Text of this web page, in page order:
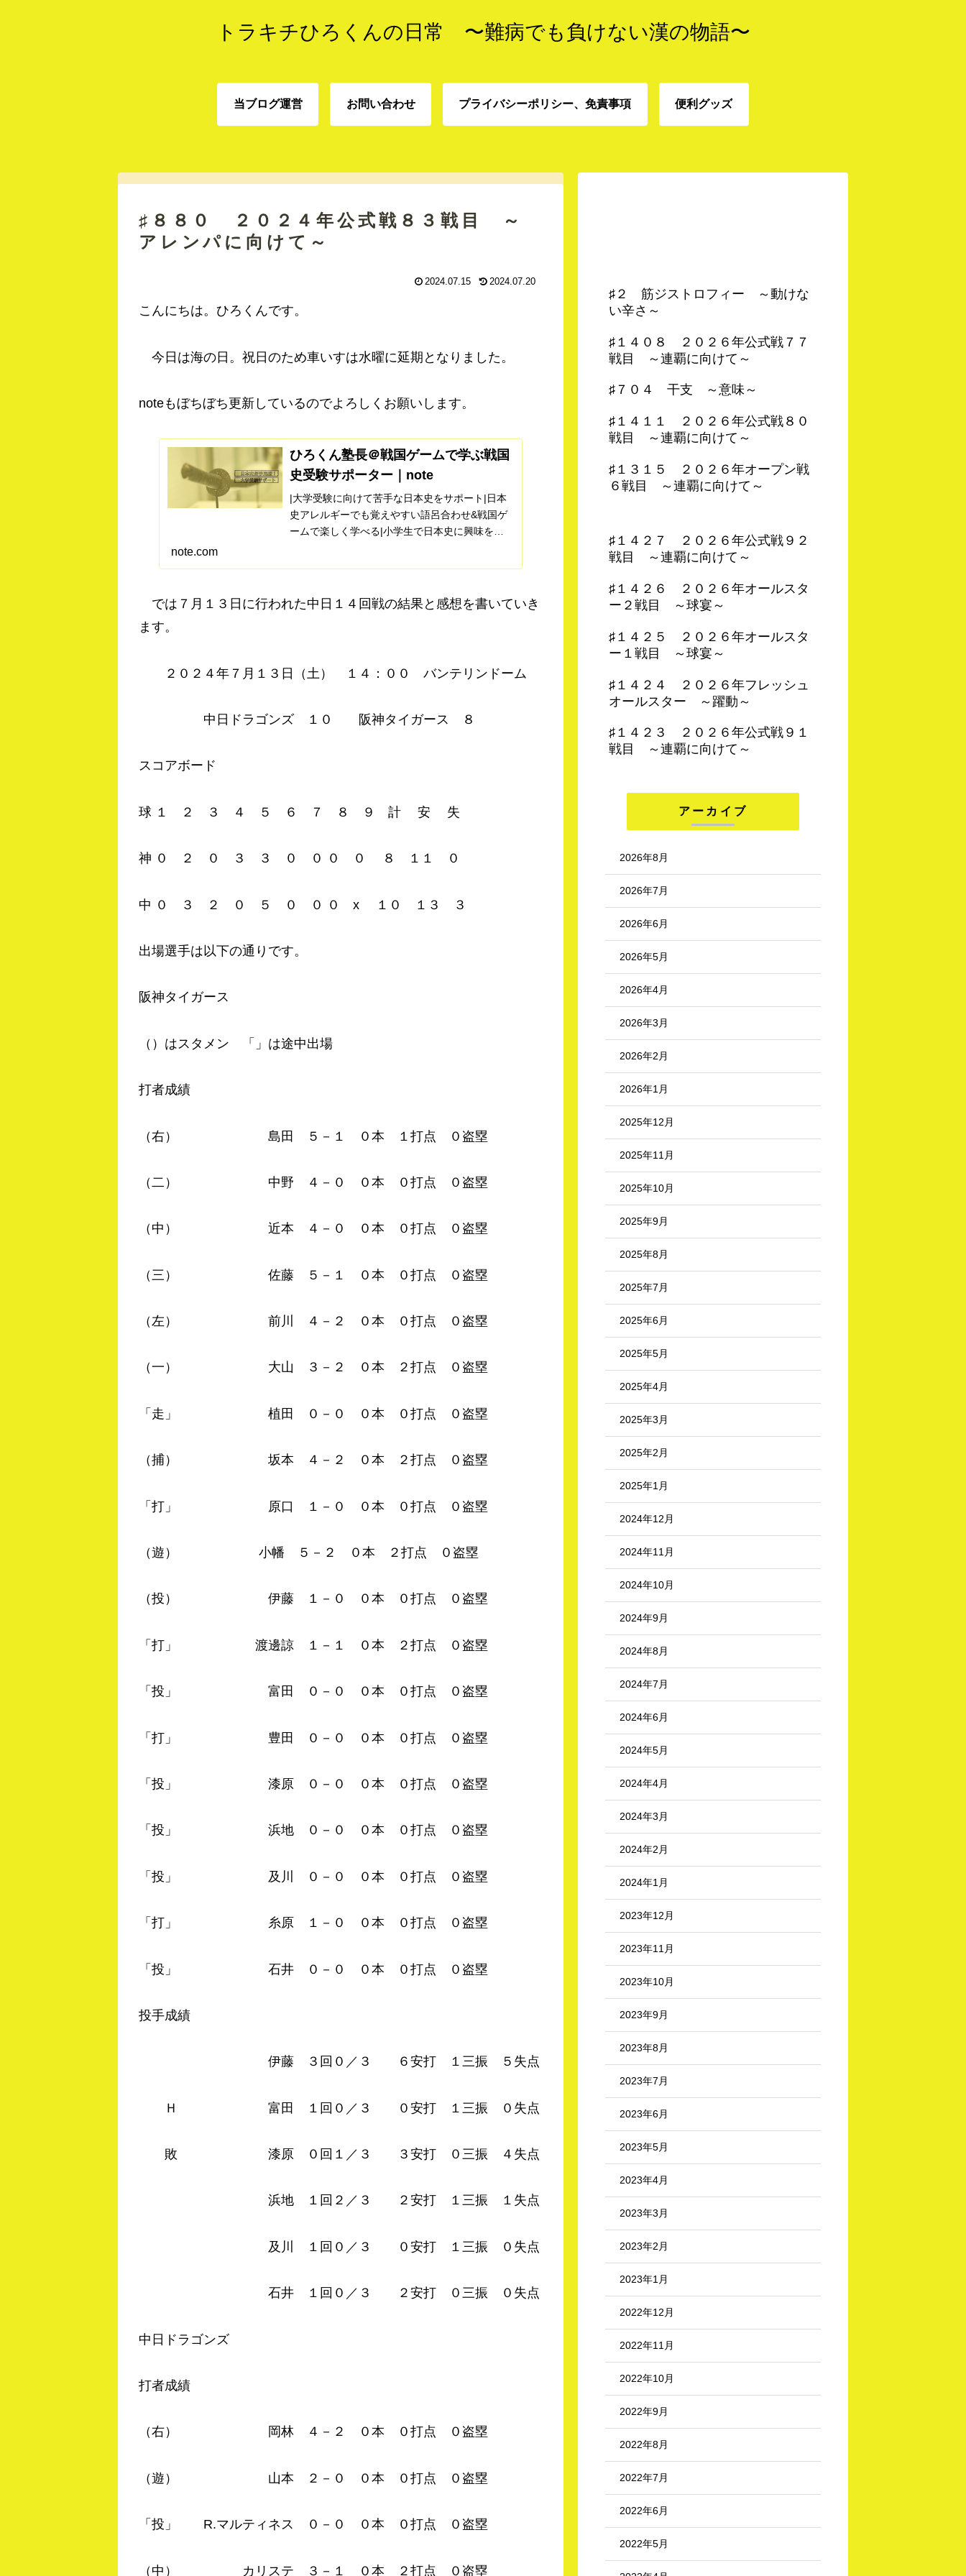
トラキチひろくんの日常 〜難病でも負けない漢の物語〜
当ブログ運営 お問い合わせ プライバシーポリシー、免責事項 便利グッズ
♯８８０ ２０２４年公式戦８３戦目 ～
アレンパに向けて～
2024.07.15 2024.07.20
こんにちは。ひろくんです。
今日は海の日。祝日のため車いすは水曜に延期となりました。
noteもぼちぼち更新しているのでよろしくお願いします。
ひろくん塾長＠戦国ゲームで学ぶ戦国
史受験サポーター｜note
|大学受験に向けて苦手な日本史をサポート|日本
史アレルギーでも覚えやすい語呂合わせ&戦国ゲ
ームで楽しく学べる|小学生で日本史に興味を持
note.com
では７月１３日に行われた中日１４回戦の結果と感想を書いていき
ます。
２０２４年７月１３日（土） １４：００ バンテリンドーム
中日ドラゴンズ １０ 阪神タイガース ８
スコアボード
球 １ ２ ３ ４ ５ ６ ７ ８ ９ 計 安 失
神 ０ ２ ０ ３ ３ ０ ０ ０ ０ ８ １１ ０
中 ０ ３ ２ ０ ５ ０ ０ ０ x １０ １３ ３
出場選手は以下の通りです。
阪神タイガース
（）はスタメン 「」は途中出場
打者成績
（右） 島田 ５－１ ０本 １打点 ０盗塁
（二） 中野 ４－０ ０本 ０打点 ０盗塁
（中） 近本 ４－０ ０本 ０打点 ０盗塁
（三） 佐藤 ５－１ ０本 ０打点 ０盗塁
（左） 前川 ４－２ ０本 ０打点 ０盗塁
（一） 大山 ３－２ ０本 ２打点 ０盗塁
「走」 植田 ０－０ ０本 ０打点 ０盗塁
（捕） 坂本 ４－２ ０本 ２打点 ０盗塁
「打」 原口 １－０ ０本 ０打点 ０盗塁
（遊） 小幡 ５－２ ０本 ２打点 ０盗塁
（投） 伊藤 １－０ ０本 ０打点 ０盗塁
「打」 渡邊諒 １－１ ０本 ２打点 ０盗塁
「投」 富田 ０－０ ０本 ０打点 ０盗塁
「打」 豊田 ０－０ ０本 ０打点 ０盗塁
「投」 漆原 ０－０ ０本 ０打点 ０盗塁
「投」 浜地 ０－０ ０本 ０打点 ０盗塁
「投」 及川 ０－０ ０本 ０打点 ０盗塁
「打」 糸原 １－０ ０本 ０打点 ０盗塁
「投」 石井 ０－０ ０本 ０打点 ０盗塁
投手成績
伊藤 ３回０／３ ６安打 １三振 ５失点
Ｈ 富田 １回０／３ ０安打 １三振 ０失点
敗 漆原 ０回１／３ ３安打 ０三振 ４失点
浜地 １回２／３ ２安打 １三振 １失点
及川 １回０／３ ０安打 １三振 ０失点
石井 １回０／３ ２安打 ０三振 ０失点
中日ドラゴンズ
打者成績
（右） 岡林 ４－２ ０本 ０打点 ０盗塁
（遊） 山本 ２－０ ０本 ０打点 ０盗塁
「投」 R.マルティネス ０－０ ０本 ０打点 ０盗塁
（中） カリステ ３－１ ０本 ２打点 ０盗塁
♯２ 筋ジストロフィー ～動けな
い辛さ～
♯１４０８ ２０２６年公式戦７７
戦目 ～連覇に向けて～
♯７０４ 干支 ～意味～
♯１４１１ ２０２６年公式戦８０
戦目 ～連覇に向けて～
♯１３１５ ２０２６年オープン戦
６戦目 ～連覇に向けて～
♯１４２７ ２０２６年公式戦９２
戦目 ～連覇に向けて～
♯１４２６ ２０２６年オールスタ
ー２戦目 ～球宴～
♯１４２５ ２０２６年オールスタ
ー１戦目 ～球宴～
♯１４２４ ２０２６年フレッシュ
オールスター ～躍動～
♯１４２３ ２０２６年公式戦９１
戦目 ～連覇に向けて～
アーカイブ
2026年8月
2026年7月
2026年6月
2026年5月
2026年4月
2026年3月
2026年2月
2026年1月
2025年12月
2025年11月
2025年10月
2025年9月
2025年8月
2025年7月
2025年6月
2025年5月
2025年4月
2025年3月
2025年2月
2025年1月
2024年12月
2024年11月
2024年10月
2024年9月
2024年8月
2024年7月
2024年6月
2024年5月
2024年4月
2024年3月
2024年2月
2024年1月
2023年12月
2023年11月
2023年10月
2023年9月
2023年8月
2023年7月
2023年6月
2023年5月
2023年4月
2023年3月
2023年2月
2023年1月
2022年12月
2022年11月
2022年10月
2022年9月
2022年8月
2022年7月
2022年6月
2022年5月